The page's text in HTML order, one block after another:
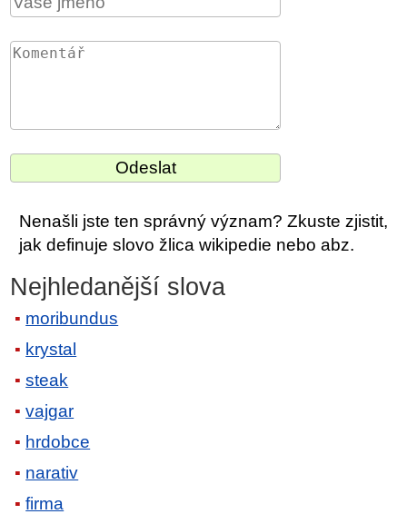
Nenašli jste ten správný význam? Zkuste zjistit,
jak definuje slovo žlica wikipedie nebo abz.
Nejhledanější slova
moribundus
krystal
steak
vajgar
hrdobce
narativ
firma